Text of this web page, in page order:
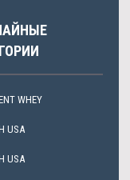
WHEY
USA
USA